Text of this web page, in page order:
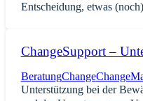
Entscheidung, etwas
ChangeSupport –
BeratungChange
Unterstützung bei der